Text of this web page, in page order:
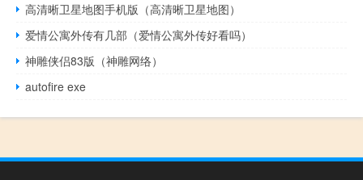
高清晰卫星地图手机版（高清晰卫星地图）
爱情公寓外传有几部（爱情公寓外传好看吗）
神雕侠侣83版（神雕网络）
autofire exe